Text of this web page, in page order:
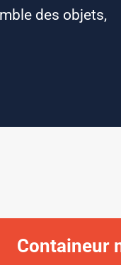
des objets,
Containeur